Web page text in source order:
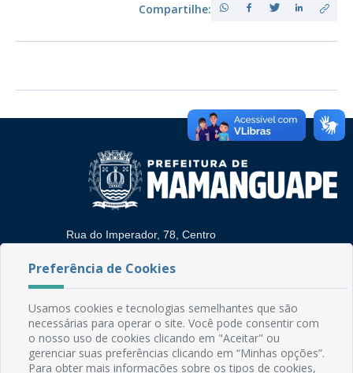
Compartilhe:
Rua do Imperador, 78, Centro
Fone: (83) 3292-2246
Email: comunicacao@mamanguape.pb.gov.br
Mapa do Site
Perguntas frequentes
Preferência de Cookies
Usamos cookies e tecnologias semelhantes que são
necessárias para operar o site. Você pode consentir com
o nosso uso de cookies clicando em "Aceitar" ou
gerenciar suas preferências clicando em “Minhas opções”.
Para obter mais informações sobre os tipos de cookies,